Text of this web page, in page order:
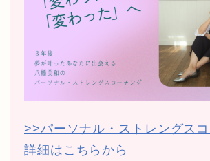
>>パーソナル・ストレングス
詳細はこちらから